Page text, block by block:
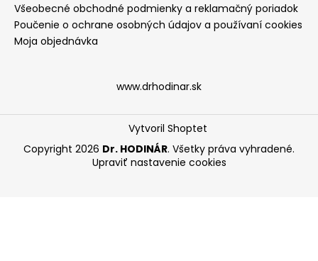
Všeobecné obchodné podmienky a reklamačný poriadok
Poučenie o ochrane osobných údajov a používaní cookies
Moja objednávka
www.drhodinar.sk
Vytvoril Shoptet
Copyright 2026 Dr. HODINÁR. Všetky práva vyhradené.
Upraviť nastavenie cookies